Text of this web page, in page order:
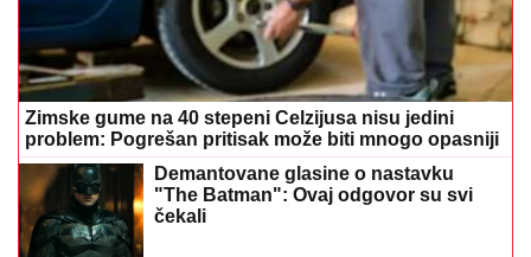
Zimske gume na 40 stepeni Celzijusa nisu jedini
problem: Pogrešan pritisak može biti mnogo opasniji
Demantovane glasine o nastavku
"The Batman": Ovaj odgovor su svi
čekali